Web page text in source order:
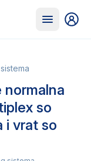
normalna
so
i vrat so